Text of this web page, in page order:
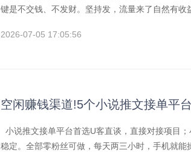
键是不交钱、不发财。坚持发，流量来了自然有收
2026-07-05 17:05:56
空闲赚钱渠道!5个小说推文接单平
小说推文接单平台首选U客直谈，直接对接项目
稳定。全部零粉丝可做，每天两三小时，手机就能